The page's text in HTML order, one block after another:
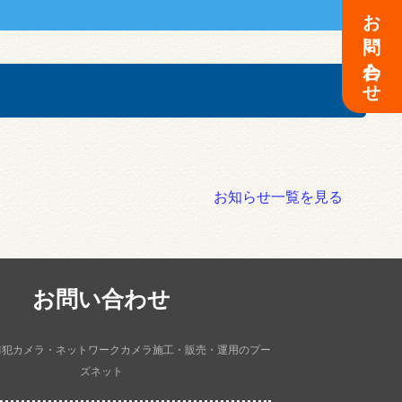
お問い合わせ
お知らせ一覧を見る
お問い合わせ